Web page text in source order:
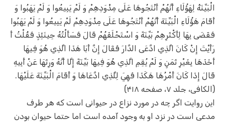
الْبَيِّنَةُ لِهَؤُلَاءِ أَنَّهُمْ أَنْتَجُوهَا عَلَى مِذْوَدِهِمْ وَ لَمْ يَبِيعُوا وَ لَمْ يَهَبُوا وَ
أَقَامَ هَؤُلَاءِ الْبَيِّنَةَ أَنَّهُمْ أَنْتَجُوهَا عَلَى مِذْوَدِهِمْ لَمْ يَبِيعُوا وَ لَمْ يَهَبُوا
فَقَضَى بِهَا لِأَكْثَرِهِمْ بَيِّنَةً وَ اسْتَحْلَفَهُمْ قَالَ فَسَأَلْتُهُ حِينَئِذٍ فَقُلْتُ أَ
رَأَيْتَ إِنْ كَانَ الَّذِي ادَّعَى الدَّارَ فَقَالَ إِنَّ أَبَا هَذَا الَّذِي هُوَ فِيهَا
أَخَذَهَا بِغَيْرِ ثَمَنٍ وَ لَمْ يُقِمِ الَّذِي هُوَ فِيهَا بَيِّنَةً إِلَّا أَنَّهُ وَرِثَهَا عَنْ أَبِيهِ
قَالَ إِذَا كَانَ أَمْرُهَا هَكَذَا فَهِيَ لِلَّذِي ادَّعَاهَا وَ أَقَامَ الْبَيِّنَةَ عَلَيْهَا.
(الکافی، جلد ۷، صفحه ۴۱۸)
این روایت اگر چه در مورد نزاع در حیوانی است که هر طرف
مدعی است در نزد او به وجود آمده است اما حتما حیوان بودن